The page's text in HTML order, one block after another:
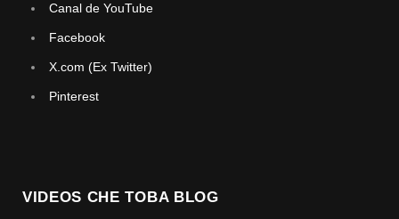
Canal de YouTube
Facebook
X.com (Ex Twitter)
Pinterest
VIDEOS CHE TOBA BLOG